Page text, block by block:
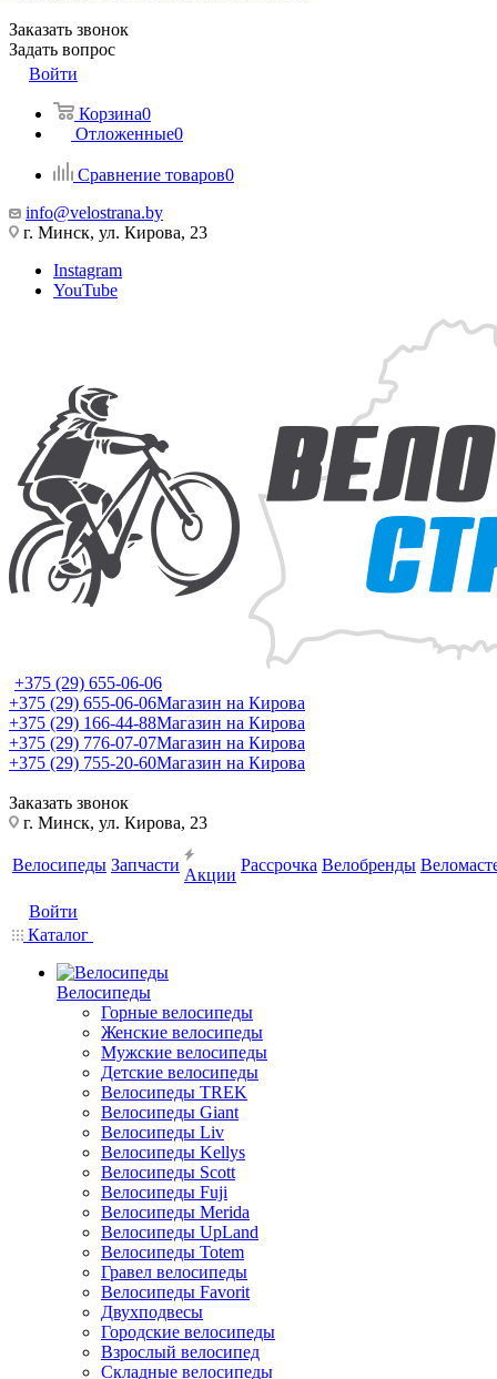
Заказать звонок
Задать вопрос
Войти
Корзина0
Отложенные0
Сравнение товаров0
info@velostrana.by
г. Минск, ул. Кирова, 23
Instagram
YouTube
+375 (29) 655-06-06
+375 (29) 655-06-06Магазин на Кирова
+375 (29) 166-44-88Магазин на Кирова
+375 (29) 776-07-07Магазин на Кирова
+375 (29) 755-20-60Магазин на Кирова
Заказать звонок
г. Минск, ул. Кирова, 23
Велосипеды Запчасти
Акции
Рассрочка Велобренды
Войти
Каталог
Велосипеды
Горные велосипеды
Женские велосипеды
Мужские велосипеды
Детские велосипеды
Велосипеды TREK
Велосипеды Giant
Велосипеды Liv
Велосипеды Kellys
Велосипеды Scott
Велосипеды Fuji
Велосипеды Merida
Велосипеды UpLand
Велосипеды Totem
Гравел велосипеды
Велосипеды Favorit
Двухподвесы
Городские велосипеды
Взрослый велосипед
Складные велосипеды